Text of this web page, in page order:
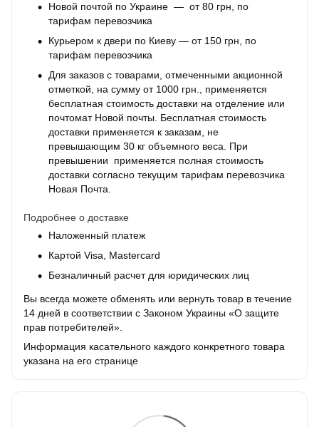
Новой почтой по Украине — от 80 грн, по
тарифам перевозчика
Курьером к двери по Киеву — от 150 грн, по
тарифам перевозчика
Для заказов с товарами, отмеченными акционной
отметкой, на сумму от 1000 грн., применяется
бесплатная стоимость доставки на отделение или
почтомат Новой почты. Бесплатная стоимость
доставки применяется к заказам, не
превышающим 30 кг объемного веса. При
превышении применяется полная стоимость
доставки согласно текущим тарифам перевозчика
Новая Почта.
Подробнее о доставке
Наложенный платеж
Картой Visa, Mastercard
Безналичный расчет для юридических лиц
Вы всегда можете обменять или вернуть товар в течение
14 дней в соответствии с Законом Украины «О защите
прав потребителей».
Информация касательного каждого конкретного товара
указана на его странице